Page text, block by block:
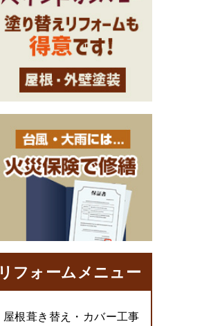
リフォームメニュー
屋根葺き替え・カバー工事